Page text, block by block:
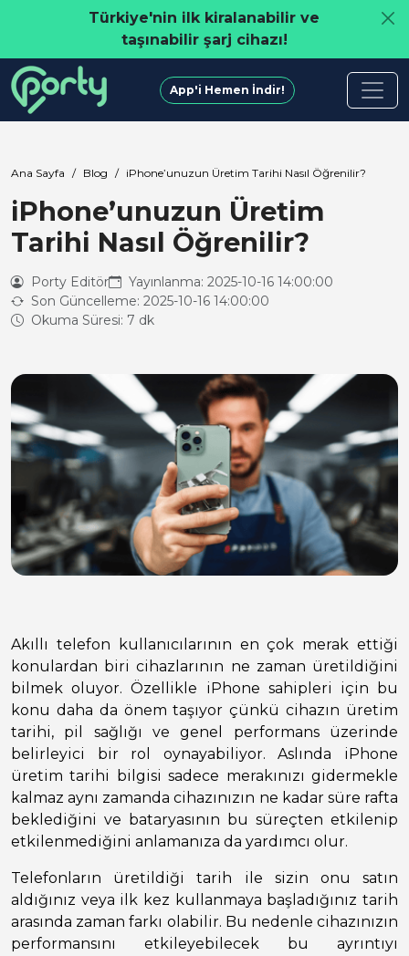
Türkiye'nin ilk kiralanabilir ve
taşınabilir şarj cihazı!
App'i Hemen İndir!
Ana Sayfa Blog iPhone’unuzun Üretim Tarihi Nasıl Öğrenilir?
iPhone’unuzun Üretim
Tarihi Nasıl Öğrenilir?
Porty Editör
Yayınlanma: 2025-10-16 14:00:00
Son Güncelleme: 2025-10-16 14:00:00
Okuma Süresi: 7 dk
Akıllı telefon kullanıcılarının en çok merak ettiği
konulardan biri cihazlarının ne zaman üretildiğini
bilmek oluyor. Özellikle iPhone sahipleri için bu
konu daha da önem taşıyor çünkü cihazın üretim
tarihi, pil sağlığı ve genel performans üzerinde
belirleyici bir rol oynayabiliyor. Aslında iPhone
üretim tarihi bilgisi sadece merakınızı gidermekle
kalmaz aynı zamanda cihazınızın ne kadar süre rafta
beklediğini ve bataryasının bu süreçten etkilenip
etkilenmediğini anlamanıza da yardımcı olur.
Telefonların üretildiği tarih ile sizin onu satın
aldığınız veya ilk kez kullanmaya başladığınız tarih
arasında zaman farkı olabilir. Bu nedenle cihazınızın
performansını etkileyebilecek bu ayrıntıyı